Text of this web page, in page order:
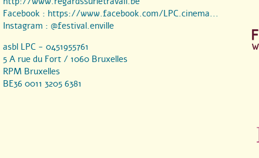
Facebook : https://www.facebook.com/LPC.cinema...
Instagram : @festival.enville
asbl LPC - 0451955761
5 A rue du Fort / 1060 Bruxelles
RPM Bruxelles
BE36 0011 3205 6381